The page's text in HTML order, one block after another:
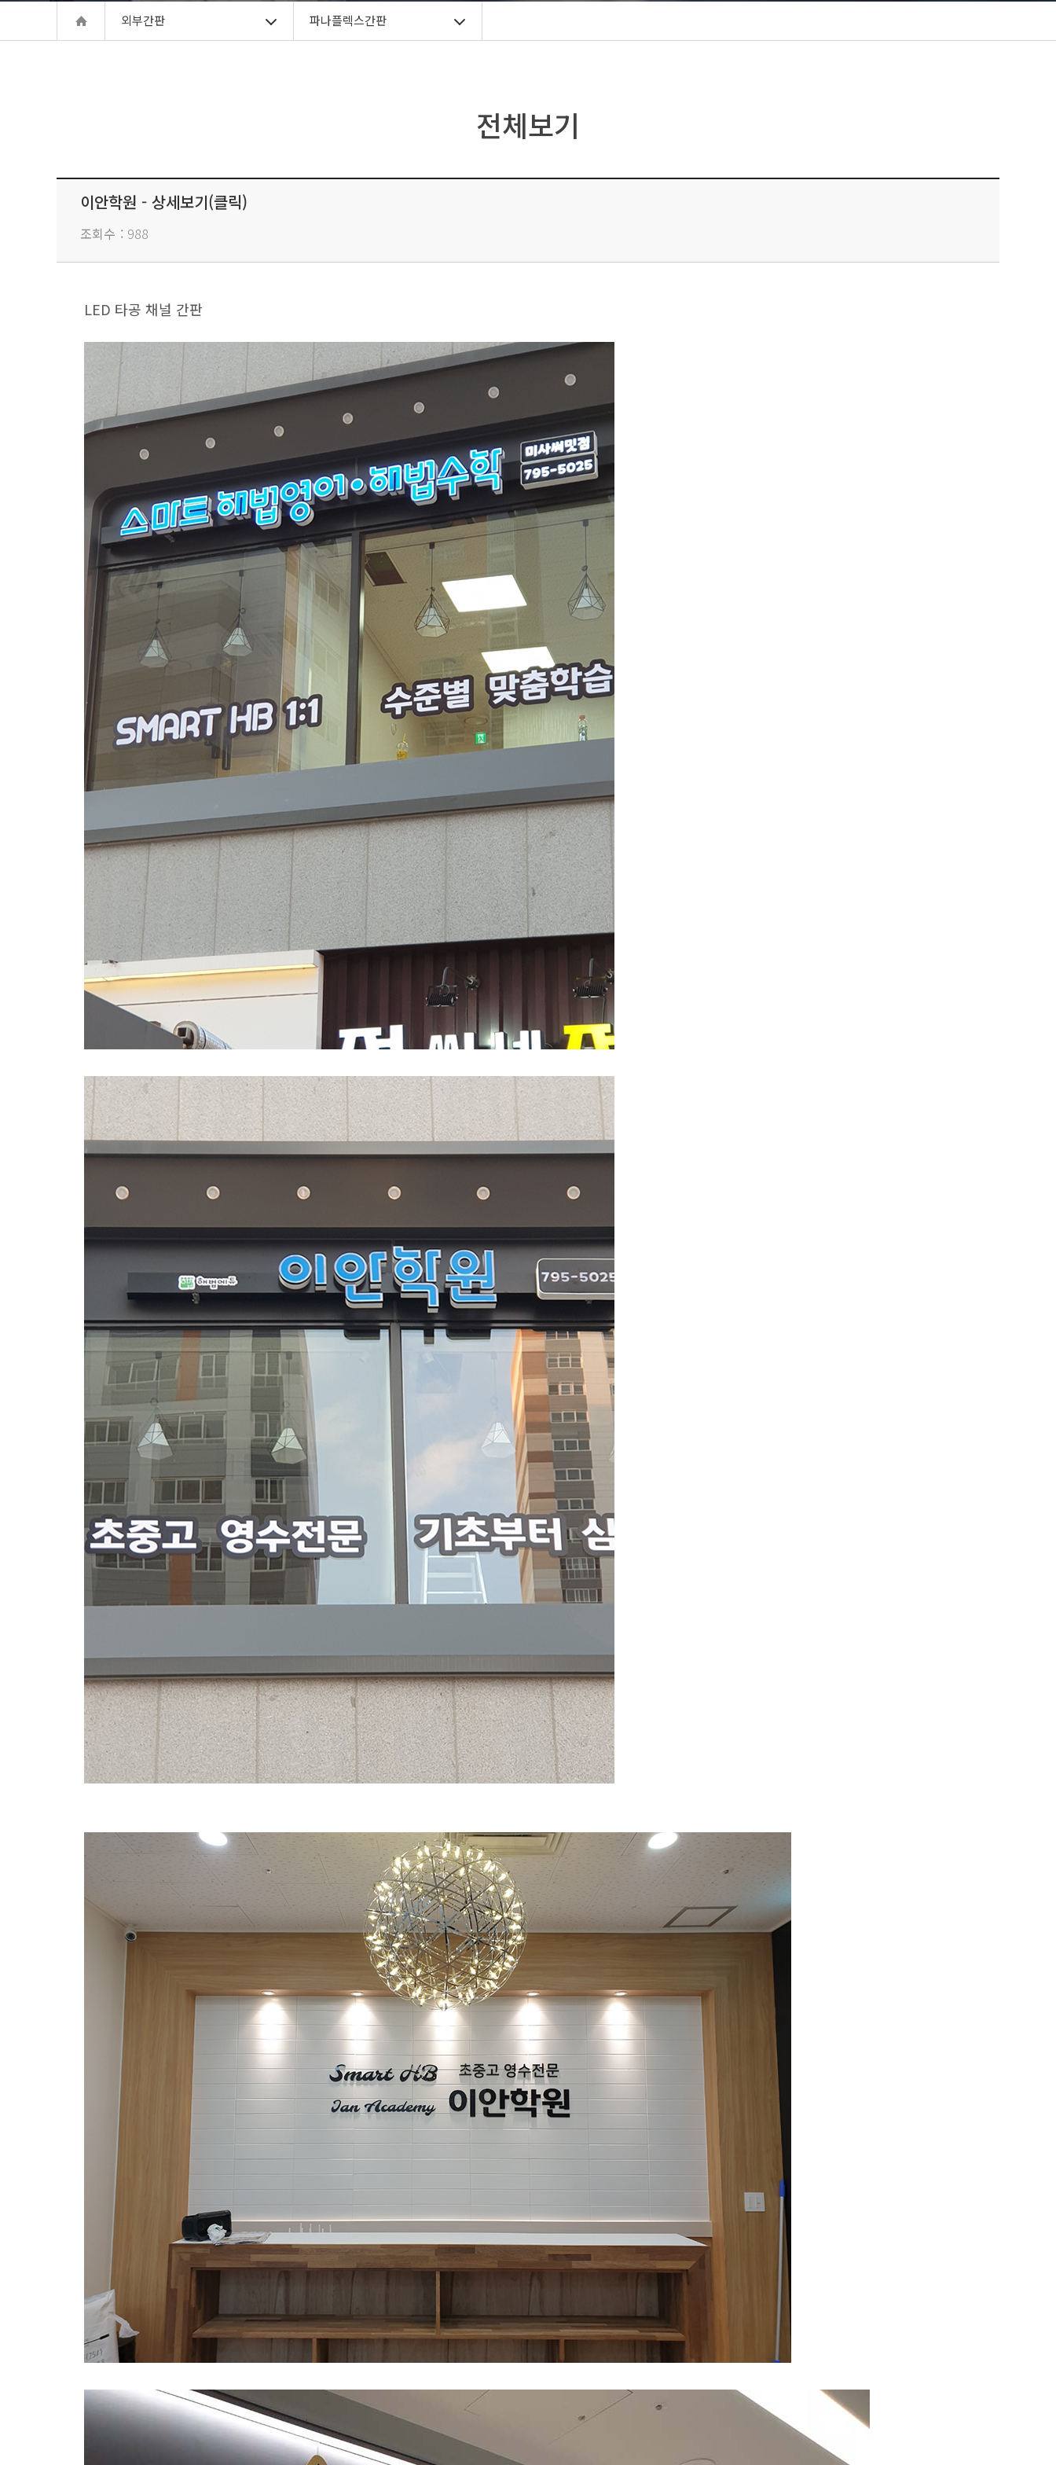
외부간판 파나플렉스간판
전체보기
이안학원 - 상세보기(클릭)
조회수 988
LED 타공 채널 간판